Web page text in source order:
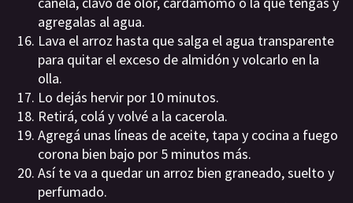
agregalas al agua.
Lava el arroz hasta que salga el agua transparente
para quitar el exceso de almidón y volcarlo en la
olla.
Lo dejás hervir por 10 minutos.
Retirá, colá y volvé a la cacerola.
Agregá unas líneas de aceite, tapa y cocina a fuego
corona bien bajo por 5 minutos más.
Así te va a quedar un arroz bien graneado, suelto y
perfumado.